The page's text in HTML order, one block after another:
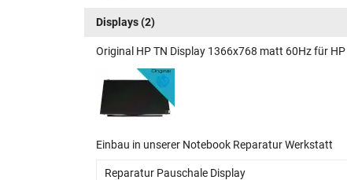
Displays(2)
Original HP TN Display 1366x768 matt 60Hz für
Einbau in unserer Notebook Reparatur Werkstatt
Reparatur Pauschale Display